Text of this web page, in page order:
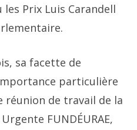
Prix Luis Carandell
sa facette de
particulière
réunion de travail de la
FUNDÉURAE,